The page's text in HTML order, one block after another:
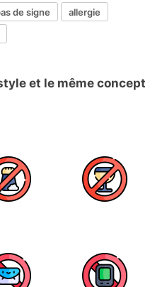
de signe
allergie
et le même concept